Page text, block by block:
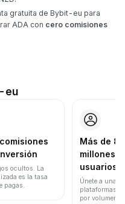
gratuita de Bybit-eu para
ADA con cero comisiones
eu
ocultos. La
es la tasa
pagas.
Más de 86
millones
usuarios
Únete a una
plataformas
por volumen